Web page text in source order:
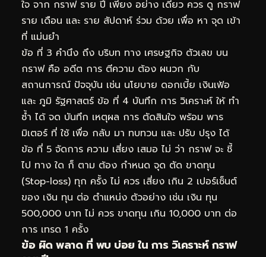
ใจ จาก กราฟ ราย ปี เพียง อย่าง เดียว ควร ดู กราฟ
ราย เดือน และ ราย สัปดาห์ ร่วม ด้วย เพื่อ หา จุด เข้า
ที่ แม่นยำ
ข้อ ที่ 3 คำนึง ถึง บริบท ทาง เศรษฐกิจ ตัวเลข บน
กราฟ คือ อดีต การ ตีความ ต้อง ผนวก กับ
สถานการณ์ ปัจจุบัน เช่น นโยบาย ดอกเบี้ย เงินเฟ้อ
และ ภูมิ รัฐศาสตร์ ข้อ ที่ 4 บันทึก การ วิเคราะห์ ให้ ทำ
ซ้ำ ได้ จด บันทึก เหตุผล การ ตัดสินใจ พร้อม พาร
มิเตอร์ ที่ ใช้ เพื่อ กลับ มา ทบทวน และ ปรับ ปรุง ได้
ข้อ ที่ 5 จัดการ ความ เสี่ยง เสมอ ไม่ ว่า กราฟ จะ ชี้
ไป ทาง ใด ก็ ตาม ต้อง กำหนด จุด ตัด ขาดทุน
(Stop-loss) ทุก ครั้ง ไม่ ควร เสี่ยง เกิน 2 เปอร์เซ็นต์
ของ เงิน ทุน ต่อ ตำแหน่ง ตัวอย่าง เช่น เงิน ทุน
500,000 บาท ไม่ ควร ขาดทุน เกิน 10,000 บาท ต่อ
การ เทรด 1 ครั้ง
ข้อ ผิด พลาด ที่ พบ บ่อย ใน การ วิเคราะห์ กราฟ